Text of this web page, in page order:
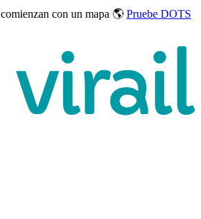
comienzan con un mapa 🌎 Pruebe DOTS